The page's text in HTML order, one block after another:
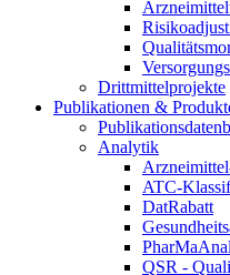
Drittmittelprojekte
Publikationen &
Analytik
ATC-
DatRabatt
QSR -